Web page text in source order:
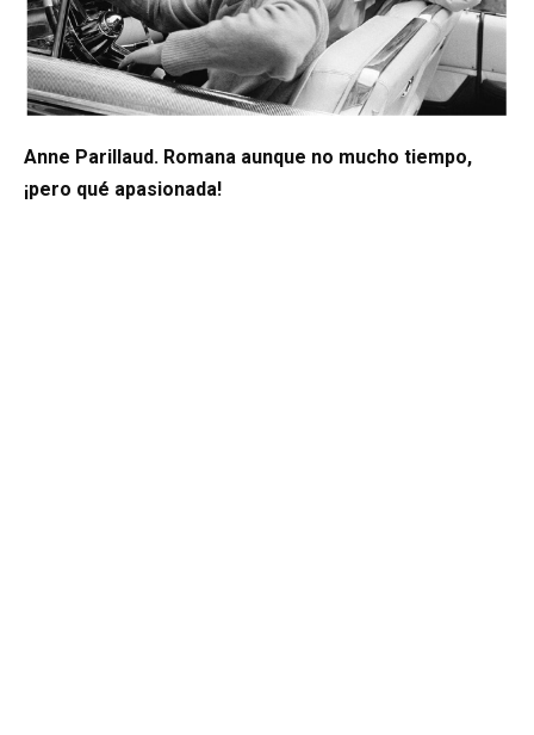
Anne Parillaud. Romana aunque no mucho tiempo,
¡pero qué apasionada!